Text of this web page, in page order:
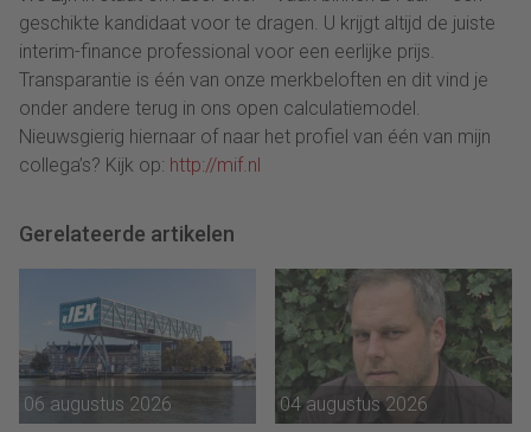
geschikte kandidaat voor te dragen. U krijgt altijd de juiste
interim-finance professional voor een eerlijke prijs.
Transparantie is één van onze merkbeloften en dit vind je
onder andere terug in ons open calculatiemodel.
Nieuwsgierig hiernaar of naar het profiel van één van mijn
collega’s? Kijk op: http://mif.nl
Gerelateerde artikelen
06 augustus 2026 04 augustus 2026